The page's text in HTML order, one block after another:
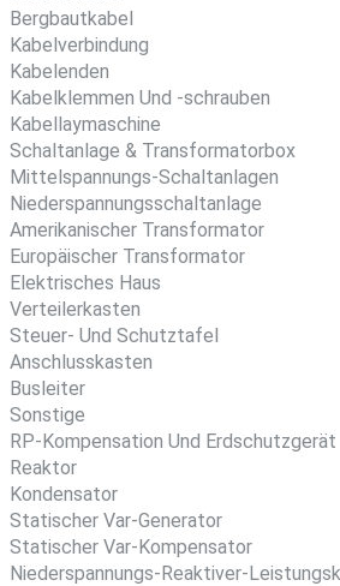
Bergbautkabel
Kabelverbindung
Kabelenden
Kabelklemmen Und -schrauben
Kabellaymaschine
Schaltanlage & Transformatorbox
Mittelspannungs-Schaltanlagen
Niederspannungsschaltanlage
Amerikanischer Transformator
Europäischer Transformator
Elektrisches Haus
Verteilerkasten
Steuer- Und Schutztafel
Anschlusskasten
Busleiter
Sonstige
RP-Kompensation Und Erdschutzgerät
Reaktor
Kondensator
Statischer Var-Generator
Statischer Var-Kompensator
Niederspannungs-Reaktiver-